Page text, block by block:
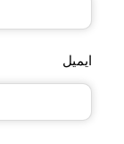
ایمیل